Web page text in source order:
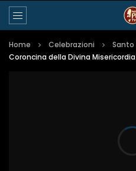
Home Celebrazioni
Santo
Coroncina della Divina